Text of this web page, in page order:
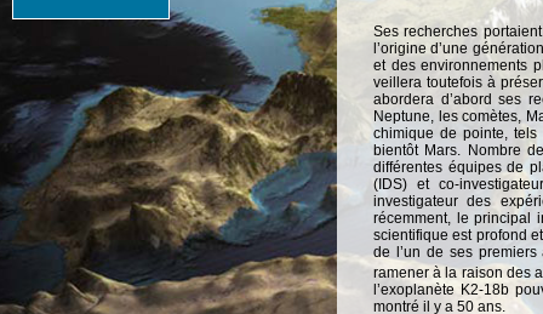
Ses recherches
l’origine d’une
et des environnements
veillera toutefois à
abordera d’abord ses
Neptune, les comètes,
chimique de pointe, tels
bientôt Mars. Nombre
différentes équipes de
(IDS) et co-
investigateur des
récemment, le principal
scientifique est profond
de l’un de ses
ramener à la raison des
l’exoplanète K2-18b
montré il y a 50 ans.